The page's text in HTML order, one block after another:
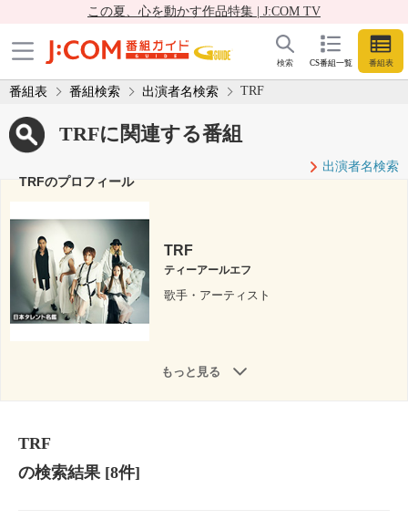
この夏、心を動かす作品特集 | J:COM TV
CS番組一覧 番組表
検索
番組表 番組検索 出演者名検索 TRF
TRFに関連する番組
出演者名検索
TRFのプロフィール
TRF
ティーアールエフ
歌手・アーティスト
もっと見る
TRF
の検索結果[8件]